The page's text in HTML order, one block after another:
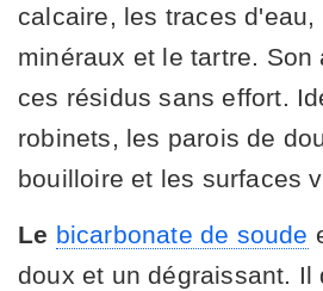
calcaire, les traces d'eau,
minéraux et le tartre. Son
ces résidus sans effort.
robinets, les parois de
bouilloire et les surfaces
Le bicarbonate de soude
doux et un dégraissant. Il